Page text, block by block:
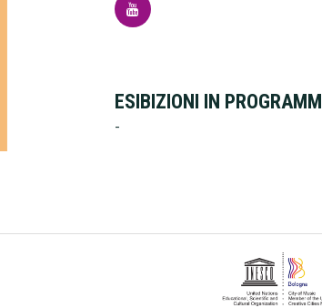
ESIBIZIONI IN
-